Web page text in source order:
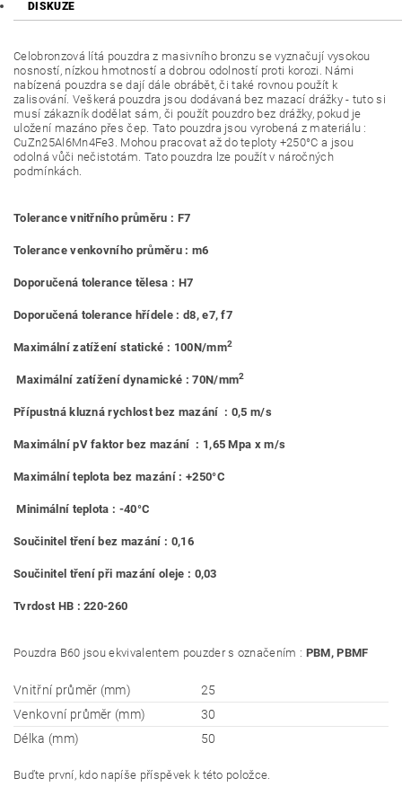
DISKUZE
Celobronzová lítá pouzdra z masivního bronzu se vyznačují vysokou
nosností, nízkou hmotností a dobrou odolností proti korozi. Námi
nabízená pouzdra se dají dále obrábět, či také rovnou použít k
zalisování. Veškerá pouzdra jsou dodávaná bez mazací drážky - tuto si
musí zákazník dodělat sám, či použít pouzdro bez drážky, pokud je
uložení mazáno přes čep. Tato pouzdra jsou vyrobená z materiálu :
CuZn25Al6Mn4Fe3. Mohou pracovat až do teploty +250°C a jsou
odolná vůči nečistotám. Tato pouzdra lze použít v náročných
podmínkách.
Tolerance vnitřního průměru : F7
Tolerance venkovního průměru : m6
Doporučená tolerance tělesa : H7
Doporučená tolerance hřídele : d8, e7, f7
Maximální zatížení statické : 100N/mm2
Maximální zatížení dynamické : 70N/mm2
Přípustná kluzná rychlost bez mazání : 0,5 m/s
Maximální pV faktor bez mazání : 1,65 Mpa x m/s
Maximální teplota bez mazání : +250°C
Minimální teplota : -40°C
Součinitel tření bez mazání : 0,16
Součinitel tření při mazání oleje : 0,03
Tvrdost HB : 220-260
Pouzdra B60 jsou ekvivalentem pouzder s označením : PBM, PBMF
Vnitřní průměr (mm)
25
Venkovní průměr (mm)
30
Délka (mm)
50
Buďte první, kdo napíše příspěvek k této položce.